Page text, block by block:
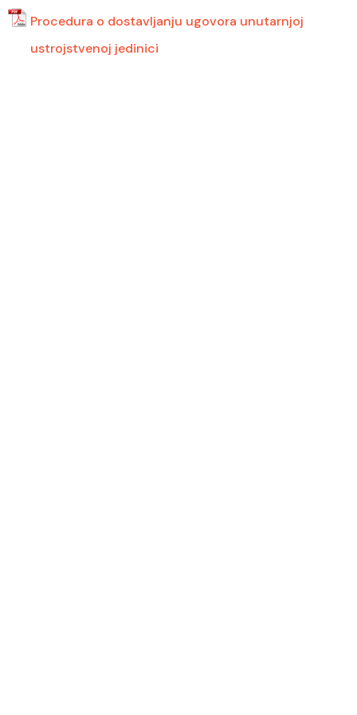
Procedura o dostavljanju ugovora unutarnjoj
ustrojstvenoj jedinici